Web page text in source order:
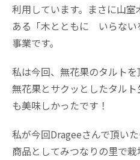
利用しています。まさに山
ある「木とともに いらない
事業です。
私は今回、無花果のタルト
無花果とサクッとしたタル
も美味しかったです！
私が今回Drageeさんで頂い
商品としてみつなりの里で